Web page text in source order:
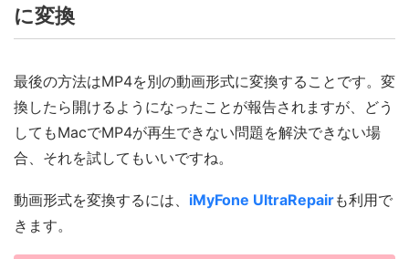
に変換
最後の方法はMP4を別の動画形式に変換することです。変
換したら開けるようになったことが報告されますが、どう
してもMacでMP4が再生できない問題を解決できない場
合、それを試してもいいですね。
動画形式を変換するには、 iMyFone UltraRepairも利用で
きます。